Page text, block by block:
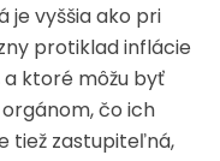
je vyššia ako pri
protiklad inflácie
ktoré môžu byť
čo ich
tiež zastupiteľná,